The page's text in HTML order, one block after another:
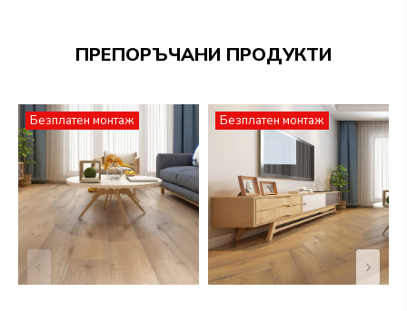
ПРЕПОРЪЧАНИ ПРОДУКТИ
Безплатен монтаж Безплатен монтаж